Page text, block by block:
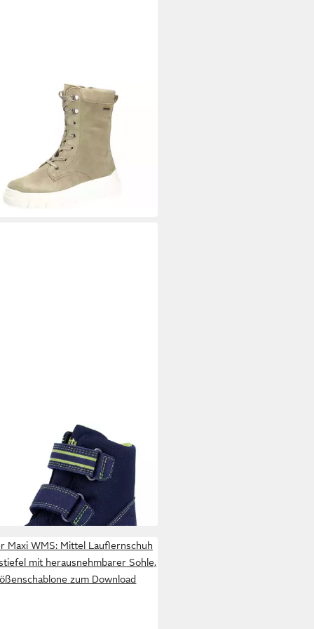
114,95 €
Snow mini WMS: Mittel
Snowboots mit
und WMS,
zum Download
UVP59,99 €
Maxi WMS: Mittel Lauflernschuh
mit herausnehmbarer Sohle,
zum Download